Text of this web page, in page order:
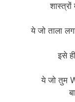
ये जो ताला
इसे
ये जो तुम